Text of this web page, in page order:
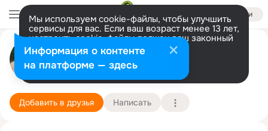
Войти
Мы используем cookie-файлы, чтобы улучшить
сервисы для вас. Если ваш возраст менее 13 лет,
настроить cookie-файлы должен ваш законный
представитель. Больше информации
Разрешить все Настроить
Александр Мецгер (Metzger)
Ланштайн 10 октября (50 лет)
Подробнее
Добавить в друзья Написать
Информация о контенте
на платформе — здесь